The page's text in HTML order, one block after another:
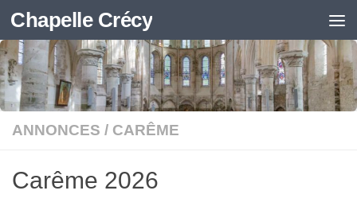
Skip to content
Chapelle Crécy
ANNONCES / CARÊME
Carême 2026